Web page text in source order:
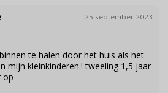
25 september 2023
te halen door het huis als het
mijn kleinkinderen.! tweeling 1,5 jaar
op